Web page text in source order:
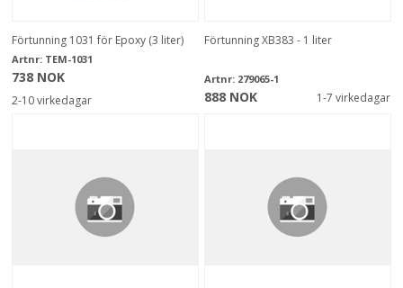
Förtunning 1031 för Epoxy (3 liter)
Artnr: TEM-1031
738 NOK
2-10 virkedagar
Förtunning XB383 - 1 liter
Artnr: 279065-1
888 NOK 1-7 virkedagar